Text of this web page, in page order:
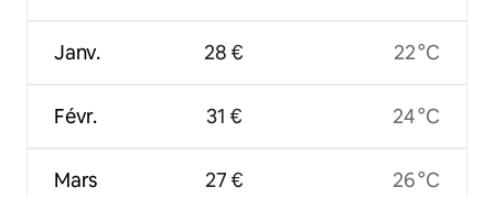
Janv.
Févr.
Mars
28 €
31 €
27 €
22 °C
24 °C
26 °C